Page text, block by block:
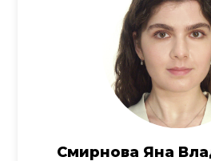
Смирнова Яна